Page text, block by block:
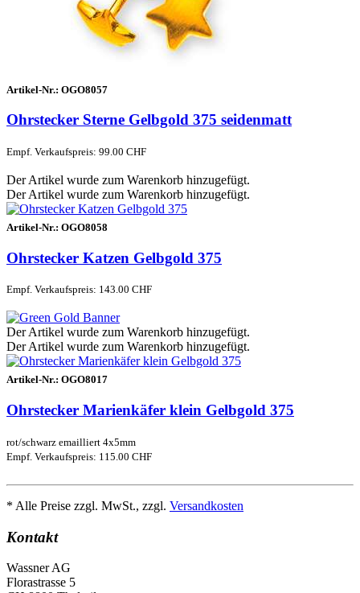
Artikel-Nr.: OGO8057
Ohrstecker Sterne Gelbgold 375 seidenmatt
Empf. Verkaufspreis: 99.00 CHF
Der Artikel wurde zum Warenkorb hinzugefügt.
Der Artikel wurde zum Warenkorb hinzugefügt.
Artikel-Nr.: OGO8058
Ohrstecker Katzen Gelbgold 375
Empf. Verkaufspreis: 143.00 CHF
Der Artikel wurde zum Warenkorb hinzugefügt.
Der Artikel wurde zum Warenkorb hinzugefügt.
Artikel-Nr.: OGO8017
Ohrstecker Marienkäfer klein Gelbgold 375
rot/schwarz emailliert 4x5mm
Empf. Verkaufspreis: 115.00 CHF
* Alle Preise zzgl. MwSt., zzgl. Versandkosten
Kontakt
Wassner AG
Florastrasse 5